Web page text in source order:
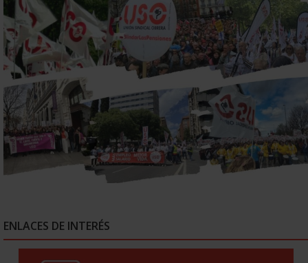
ENLACES DE INTERÉS